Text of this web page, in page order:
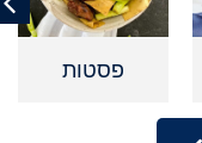
פסטות